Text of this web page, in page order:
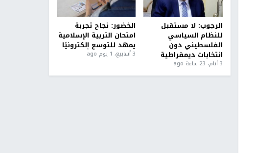
الرجوب: لا مستقبل
للنظام السياسي
الفلسطيني دون
انتخابات ديمقراطية
3 أيام، 23 ساعة ago
الخضور: نجاح تجربة
امتحان التربية الإسلامية
يمهد للتوسع إلكترونيًا
3 أسابيع، 1 يوم ago